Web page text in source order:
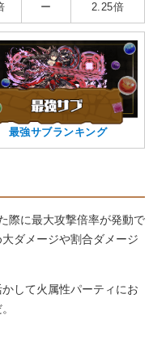
ー 2.25倍
最強サブランキング
際に最大攻撃倍率が発動で
ダメージや割合ダメージ
して火属性パーティにお